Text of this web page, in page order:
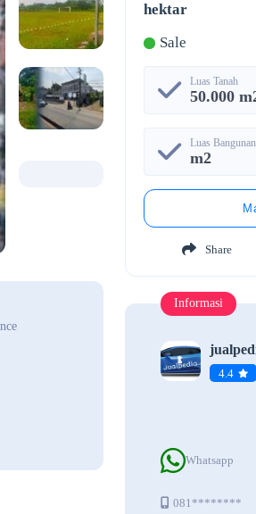
hektar
Sale
Luas Tanah
50.000
Luas Bangunan
m2
Share
Informasi
4.4
Whatsapp
081********